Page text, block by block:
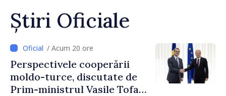
Știri Oficiale
/ Acum 20 ore
Perspectivele cooperării
moldo-turce, discutate de
Prim-ministrul Vasile Tofan